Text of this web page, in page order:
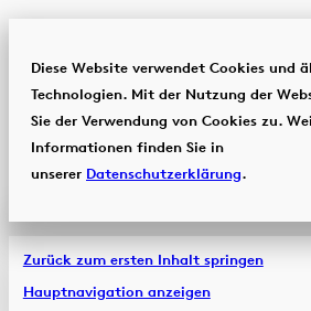
Diese Website verwendet Cookies und
Technologien. Mit der Nutzung der
Sie der Verwendung von Cookies zu.
Informationen finden Sie in
unserer Datenschutzerklärung.
Zurück zum ersten Inhalt springen
Hauptnavigation anzeigen